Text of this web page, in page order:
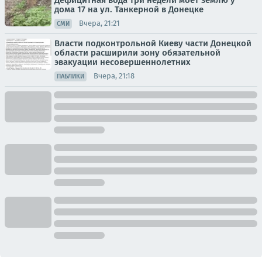
дома 17 на ул. Танкерной в Донецке
СМИ Вчера, 21:21
Власти подконтрольной Киеву части Донецкой
области расширили зону обязательной
эвакуации несовершеннолетних
ПАБЛИКИ Вчера, 21:18